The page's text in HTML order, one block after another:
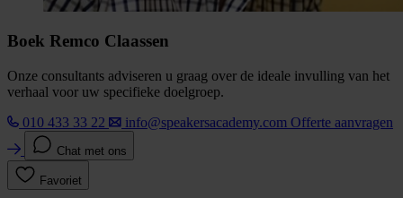
Boek Remco Claassen
Onze consultants adviseren u graag over de ideale invulling van het
verhaal voor uw specifieke doelgroep.
010 433 33 22
info@speakersacademy.com Offerte aanvragen
Chat met ons
Favoriet